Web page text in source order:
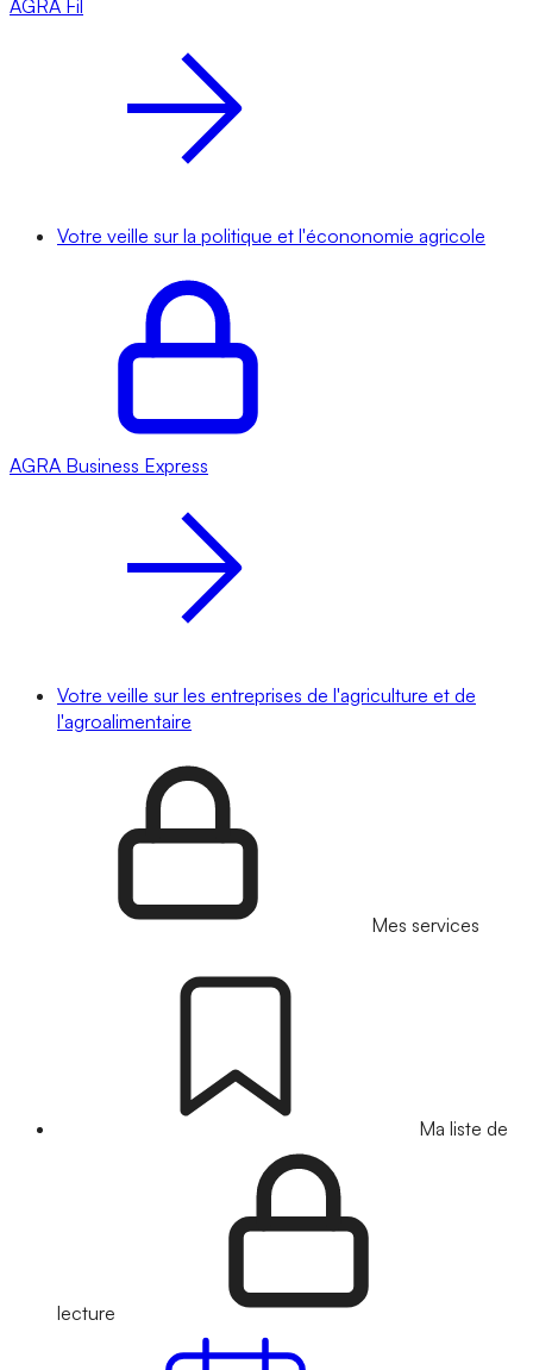
AGRA Fil
Votre veille sur la politique et l'écononomie agricole
AGRA Business Express
Votre veille sur les entreprises de l'agriculture et de
l'agroalimentaire
Mes services
Ma liste de
lecture